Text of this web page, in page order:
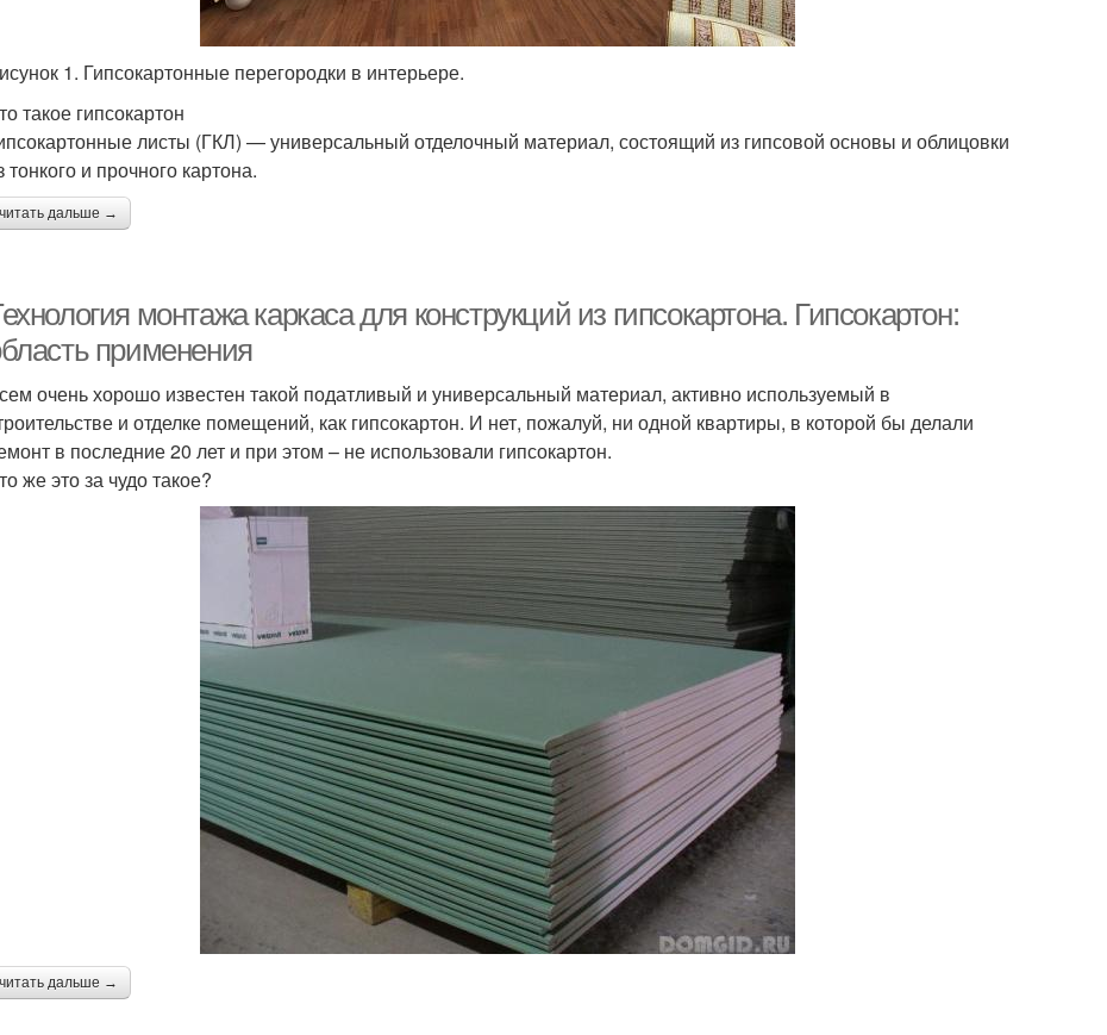
1. Гипсокартонные перегородки в интерьере.
такое гипсокартон
листы (ГКЛ) — универсальный отделочный материал, состоящий из гипсовой основы и облицовки
тонкого и прочного картона.
читать дальше →
монтажа каркаса для конструкций из гипсокартона. Гипсокартон:
применения
очень хорошо известен такой податливый и универсальный материал, активно используемый в
и отделке помещений, как гипсокартон. И нет, пожалуй, ни одной квартиры, в которой бы делали
в последние 20 лет и при этом – не использовали гипсокартон.
же это за чудо такое?
читать дальше →